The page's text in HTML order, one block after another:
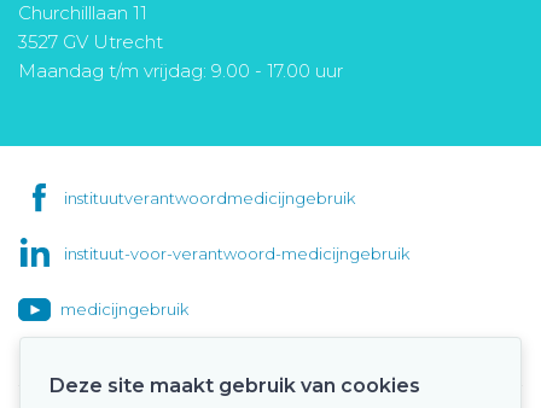
Churchilllaan 11
3527 GV Utrecht
Maandag t/m vrijdag: 9.00 - 17.00 uur
instituutverantwoordmedicijngebruik
instituut-voor-verantwoord-medicijngebruik
medicijngebruik
Deze site maakt gebruik van cookies